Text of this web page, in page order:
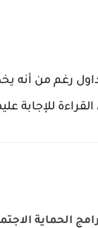
رغم من أنه
للإجابة
الحماية